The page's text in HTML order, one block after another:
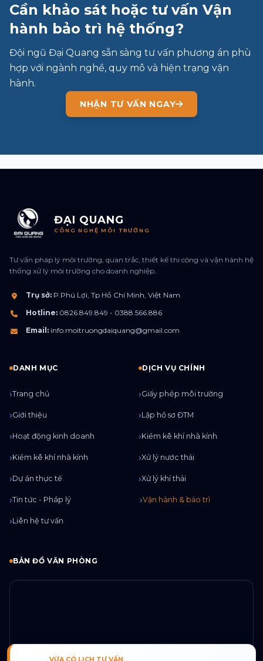
Cần khảo sát hoặc tư vấn Vận
hành bảo trì hệ thống?
Đội ngũ Đại Quang sẵn sàng tư vấn phương án phù
hợp với ngành nghề, quy mô và hiện trạng vận
hành.
NHẬN TƯ VẤN NGAY
ĐẠI QUANG
CÔNG NGHỆ MÔI TRƯỜNG
Tư vấn pháp lý môi trường, quan trắc, thiết kế thi công và vận hành hệ
thống xử lý môi trường cho doanh nghiệp.
Trụ sở: P.Phú Lợi, Tp Hồ Chí Minh, Việt Nam
Hotline: 0826.849.849 - 0388.566.886
Email: info.moitruongdaiquang@gmail.com
DANH MỤC
Trang chủ
Giới thiệu
Hoạt động kinh doanh
Kiểm kê khí nhà kính
Dự án thực tế
Tin tức - Pháp lý
Liên hệ tư vấn
DỊCH VỤ CHÍNH
Giấy phép môi trường
Lập hồ sơ ĐTM
Kiểm kê khí nhà kính
Xử lý nước thải
Xử lý khí thải
Vận hành & bảo trì
BẢN ĐỒ VĂN PHÒNG
VỪA CÓ LỊCH TƯ VẤN